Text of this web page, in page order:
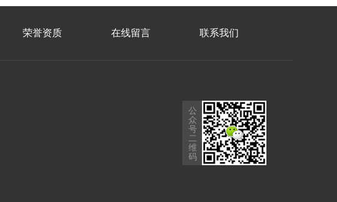
荣誉资质 在线留言 联系我们
公
众
号
二
维
码